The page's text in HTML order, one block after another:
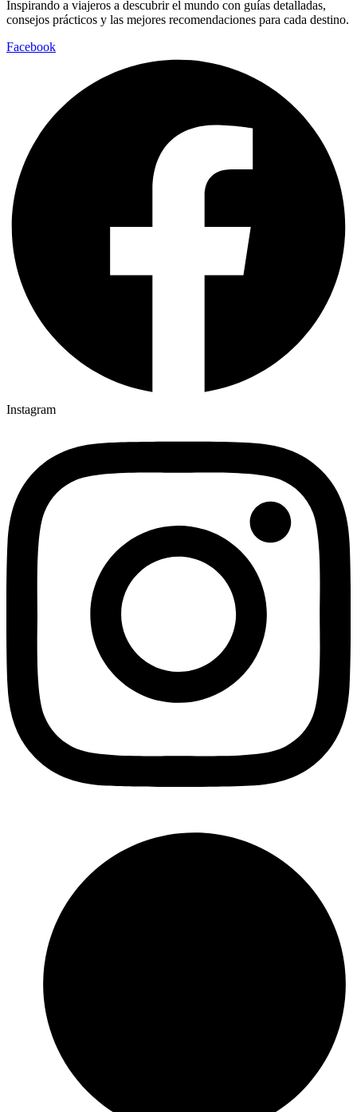
Inspirando a viajeros a descubrir el mundo con guías detalladas,
consejos prácticos y las mejores recomendaciones para cada destino.
Facebook
Instagram